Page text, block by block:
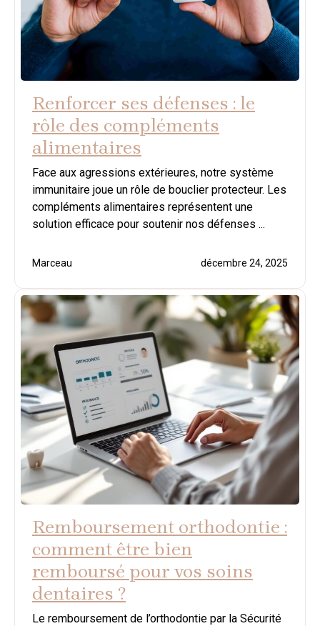
Renforcer ses défenses : le
rôle des compléments
alimentaires
Face aux agressions extérieures, notre système
immunitaire joue un rôle de bouclier protecteur. Les
compléments alimentaires représentent une
solution efficace pour soutenir nos défenses ...
Marceau décembre 24, 2025
Remboursement orthodontie :
comment être bien
remboursé pour vos soins
dentaires ?
Le remboursement de l’orthodontie par la Sécurité